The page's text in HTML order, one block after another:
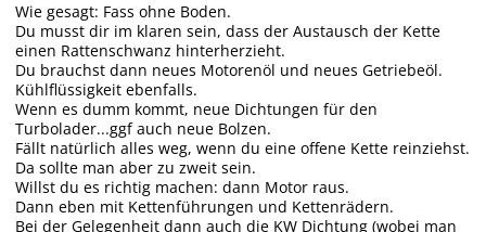
Wie gesagt: Fass ohne Boden.
Du musst dir im klaren sein, dass der Austausch der Kette
einen Rattenschwanz hinterherzieht.
Du brauchst dann neues Motorenöl und neues Getriebeöl.
Kühlflüssigkeit ebenfalls.
Wenn es dumm kommt, neue Dichtungen für den
Turbolader...ggf auch neue Bolzen.
Fällt natürlich alles weg, wenn du eine offene Kette reinziehst.
Da sollte man aber zu zweit sein.
Willst du es richtig machen: dann Motor raus.
Dann eben mit Kettenführungen und Kettenrädern.
Bei der Gelegenheit dann auch die KW Dichtung (wobei man